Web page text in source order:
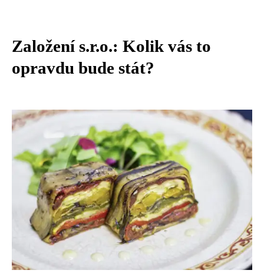
Založení s.r.o.: Kolik vás to
opravdu bude stát?